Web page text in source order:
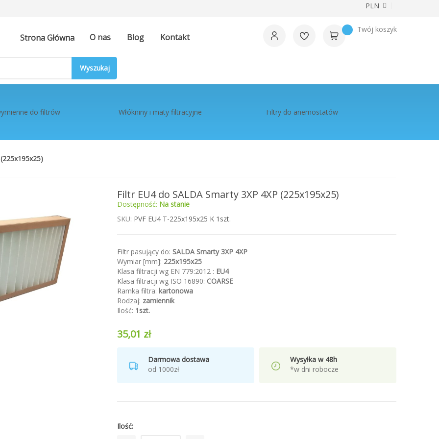
Waluta
PLN
Strona Główna O nas Blog Kontakt
Twój koszyk
do filtrów Włókniny i maty filtracyjne Filtry do anemostatów
Filtr EU4 do SALDA Smarty 3XP 4XP (225x195x25)
Dostępność: Na stanie
SKU PVF EU4 T-225x195x25 K 1szt.
Filtr pasujący do: SALDA Smarty 3XP 4XP
Wymiar [mm]: 225x195x25
Klasa filtracji wg EN 779:2012 : EU4
Klasa filtracji wg ISO 16890: COARSE
Ramka filtra: kartonowa
Rodzaj: zamiennik
Ilość: 1szt.
35,01 zł
Darmowa dostawa
od 1000zł
Wysyłka w 48h
*w dni robocze
Ilość